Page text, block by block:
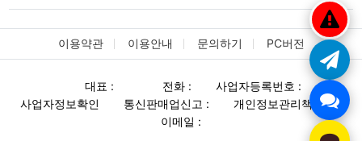
이용약관 이용안내 문의하기 PC버전
대표 : 전화 :
사업자등록번호 :
사업자정보확인
통신판매업신고 :
개인정보관리책임자 :
이메일 :